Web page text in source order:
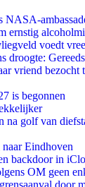
ernstig
voedt
droogte:
vriend bezocht
is begonnen
golf van
Eindhoven
backdoor in
OM geen
door